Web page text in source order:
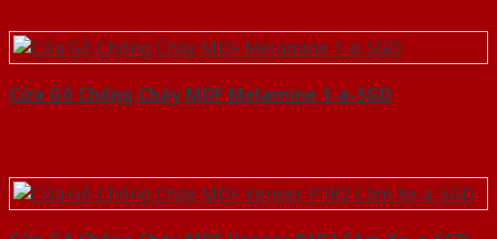
Cửa Gỗ Chống Cháy MDF Melamine 1-a-SGD